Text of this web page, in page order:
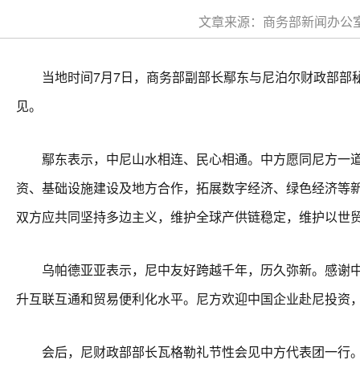
文章来源：商务部新闻办
当地时间7月7日，商务部副部长鄢东与尼泊尔财政部部
见。
鄢东表示，中尼山水相连、民心相通。中方愿同尼方一
资、基础设施建设及地方合作，拓展数字经济、绿色经济
双方应共同坚持多边主义，维护全球产供链稳定，维护以世
乌帕德亚亚表示，尼中友好跨越千年，历久弥新。感谢
升互联互通和贸易便利化水平。尼方欢迎中国企业赴尼投
会后，尼财政部部长瓦格勒礼节性会见中方代表团一行